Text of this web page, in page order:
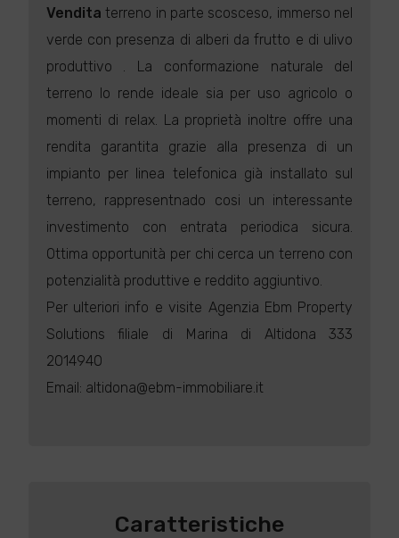
Vendita terreno in parte scosceso, immerso nel
verde con presenza di alberi da frutto e di ulivo
produttivo . La conformazione naturale del
terreno lo rende ideale sia per uso agricolo o
momenti di relax. La proprietà inoltre offre una
rendita garantita grazie alla presenza di un
impianto per linea telefonica già installato sul
terreno, rappresentnado cosi un interessante
investimento con entrata periodica sicura.
Ottima opportunità per chi cerca un terreno con
potenzialità produttive e reddito aggiuntivo.
Per ulteriori info e visite Agenzia Ebm Property
Solutions filiale di Marina di Altidona 333
2014940
Email: altidona@ebm-immobiliare.it
Caratteristiche